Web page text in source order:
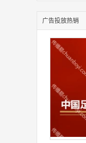
广告投放热销